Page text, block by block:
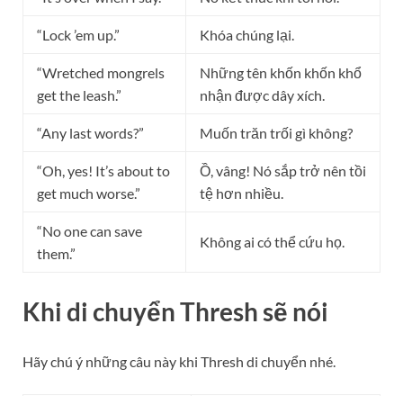
“Lock ’em up.” Khóa chúng lại.
“Wretched mongrels
get the leash.”
Những tên khốn khốn khổ
nhận được dây xích.
“Any last words?” Muốn trăn trối gì không?
“Oh, yes! It’s about to
get much worse.”
Ồ, vâng! Nó sắp trở nên tồi
tệ hơn nhiều.
“No one can save
them.”
Không ai có thể cứu họ.
Khi di chuyển Thresh sẽ nói
Hãy chú ý những câu này khi Thresh di chuyển nhé.